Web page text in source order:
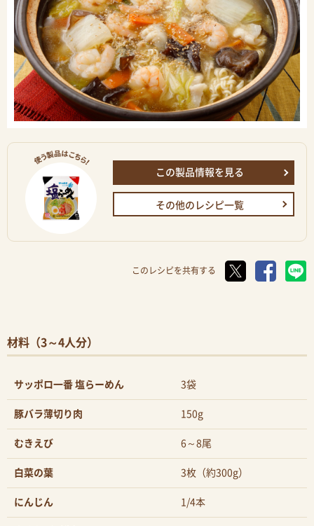
この製品情報を見る
その他のレシピ一覧
このレシピを共有する
材料（3～4人分）
サッポロ一番 塩らーめん 3袋
豚バラ薄切り肉 150g
むきえび 6～8尾
白菜の葉 3枚（約300g）
にんじん 1/4本